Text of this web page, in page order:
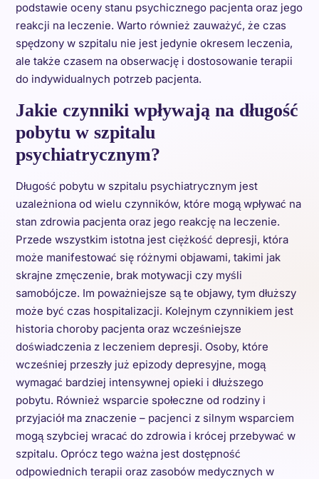
podstawie oceny stanu psychicznego pacjenta oraz jego
reakcji na leczenie. Warto również zauważyć, że czas
spędzony w szpitalu nie jest jedynie okresem leczenia,
ale także czasem na obserwację i dostosowanie terapii
do indywidualnych potrzeb pacjenta.
Jakie czynniki wpływają na długość
pobytu w szpitalu
psychiatrycznym?
Długość pobytu w szpitalu psychiatrycznym jest
uzależniona od wielu czynników, które mogą wpływać na
stan zdrowia pacjenta oraz jego reakcję na leczenie.
Przede wszystkim istotna jest ciężkość depresji, która
może manifestować się różnymi objawami, takimi jak
skrajne zmęczenie, brak motywacji czy myśli
samobójcze. Im poważniejsze są te objawy, tym dłuższy
może być czas hospitalizacji. Kolejnym czynnikiem jest
historia choroby pacjenta oraz wcześniejsze
doświadczenia z leczeniem depresji. Osoby, które
wcześniej przeszły już epizody depresyjne, mogą
wymagać bardziej intensywnej opieki i dłuższego
pobytu. Również wsparcie społeczne od rodziny i
przyjaciół ma znaczenie – pacjenci z silnym wsparciem
mogą szybciej wracać do zdrowia i krócej przebywać w
szpitalu. Oprócz tego ważna jest dostępność
odpowiednich terapii oraz zasobów medycznych w